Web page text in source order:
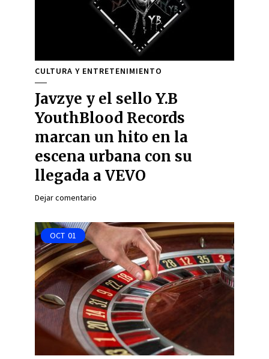
CULTURA Y ENTRETENIMIENTO
Javzye y el sello Y.B
YouthBlood Records
marcan un hito en la
escena urbana con su
llegada a VEVO
Dejar comentario
OCT 01